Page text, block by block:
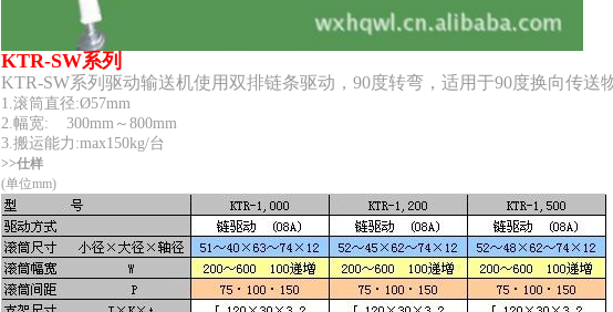
KTR-SW系列
KTR-SW系列驱动输送机使用双排链条驱动，90度转弯，适用于90度换向传送
1.滚筒直径:Ø57mm
2.幅宽: 300mm～800mm
3.搬运能力:max150kg/台
>>仕样
(单位mm)